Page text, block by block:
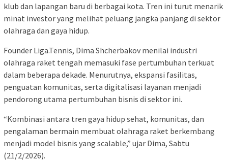
klub dan lapangan baru di berbagai kota. Tren ini turut menarik
minat investor yang melihat peluang jangka panjang di sektor
olahraga dan gaya hidup.
Founder Liga.Tennis, Dima Shcherbakov menilai industri
olahraga raket tengah memasuki fase pertumbuhan terkuat
dalam beberapa dekade. Menurutnya, ekspansi fasilitas,
penguatan komunitas, serta digitalisasi layanan menjadi
pendorong utama pertumbuhan bisnis di sektor ini.
“Kombinasi antara tren gaya hidup sehat, komunitas, dan
pengalaman bermain membuat olahraga raket berkembang
menjadi model bisnis yang scalable,” ujar Dima, Sabtu
(21/2/2026).